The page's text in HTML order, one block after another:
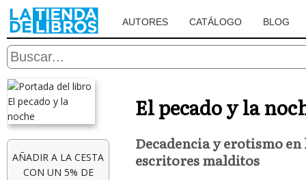
AUTORES CATÁLOGO BLOG
AÑADIR A LA CESTA
CON UN 5% DE
El pecado y la
Decadencia y erotismo en
escritores malditos